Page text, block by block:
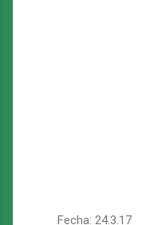
Fecha: 24.3.17